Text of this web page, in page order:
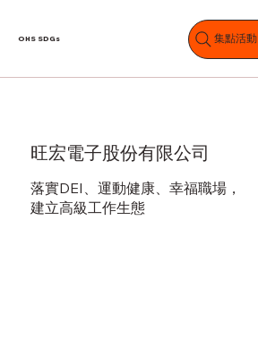
OHS SDGs 集點活動
旺宏電子股份有限公司
落實DEI、運動健康、幸福職場，
建立高級工作生態